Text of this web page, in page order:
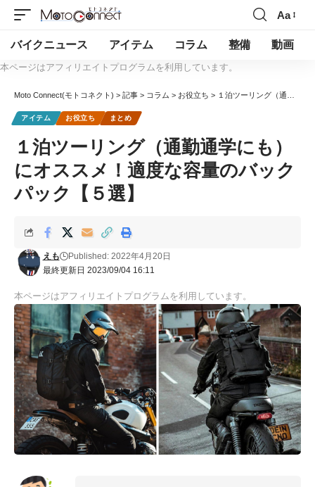
Aa
バイクニュース アイテム コラム 整備 動画
本ページはアフィリエイトプログラムを利用しています。
Moto Connect(モトコネクト) > 記事 > コラム > お役立ち > １泊ツーリング（通勤通学にも）にオススメ！適度な容量のバックパック【５選】
アイテム お役立ち まとめ
１泊ツーリング（通勤通学にも）
にオススメ！適度な容量のバック
パック【５選】
最終更新日 2023/09/04 16:11
えも Published: 2022年4月20日
本ページはアフィリエイトプログラムを利用しています。